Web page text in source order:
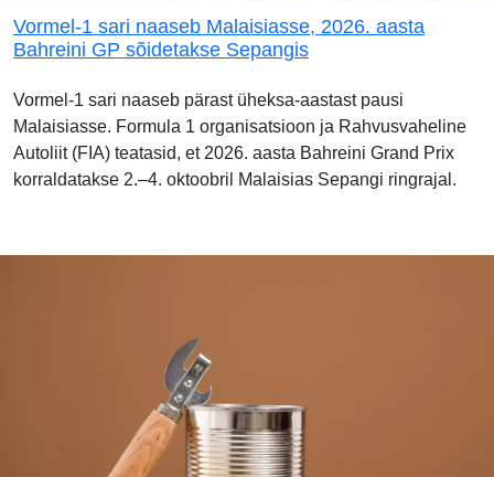
Vormel-1 sari naaseb Malaisiasse, 2026. aasta
Bahreini GP sõidetakse Sepangis
Vormel-1 sari naaseb pärast üheksa-aastast pausi
Malaisiasse. Formula 1 organisatsioon ja Rahvusvaheline
Autoliit (FIA) teatasid, et 2026. aasta Bahreini Grand Prix
korraldatakse 2.–4. oktoobril Malaisias Sepangi ringrajal.